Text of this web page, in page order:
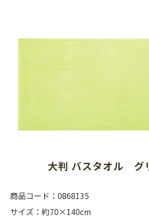
大判 バスタオル　グ
商品コード：0868135
サイズ：約70×140cm